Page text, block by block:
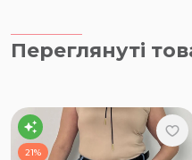
Переглянуті
21%